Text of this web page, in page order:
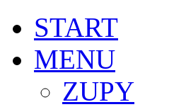
START
MENU
ZUPY